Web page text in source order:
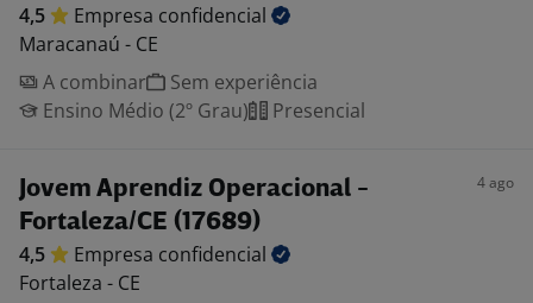
4,5 Empresa confidencial
Maracanaú - CE
A combinar
Sem experiência
Ensino Médio (2º Grau)
Presencial
Jovem Aprendiz Operacional -
Fortaleza/CE (17689)
4 ago
4,5 Empresa confidencial
Fortaleza - CE